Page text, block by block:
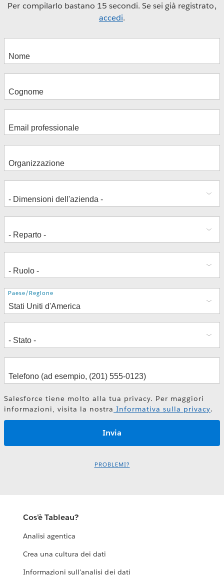
Per compilarlo bastano 15 secondi. Se sei già registrato,
accedi.
Indirizzo
Paese/Regione
Salesforce tiene molto alla tua privacy. Per maggiori
informazioni, visita la nostra Informativa sulla privacy.
PROBLEMI?
Cos'è Tableau?
Analisi agentica
Crea una cultura dei dati
Informazioni sull'analisi dei dati